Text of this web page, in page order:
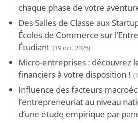
chaque phase de votre
Des Salles de Classe aux
Écoles de Commerce sur
Étudiant (19 oct. 2025)
Micro-entreprises : découvrez
financiers à votre disposition !
Influence des facteurs
l’entrepreneuriat au niveau
d’une étude empirique par